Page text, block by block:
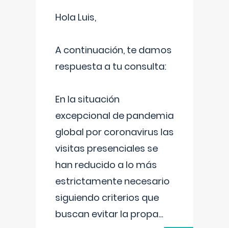
Hola Luis,
A continuación, te damos
respuesta a tu consulta:
En la situación
excepcional de pandemia
global por coronavirus las
visitas presenciales se
han reducido a lo más
estrictamente necesario
siguiendo criterios que
buscan evitar la propa...